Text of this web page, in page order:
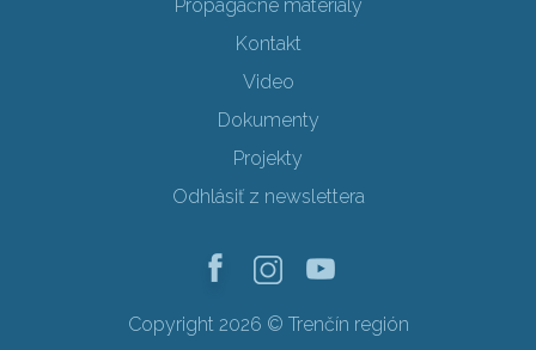
Propagačné materiály
Kontakt
Video
Dokumenty
Projekty
Odhlásiť z newslettera
Copyright 2026 © Trenčín región